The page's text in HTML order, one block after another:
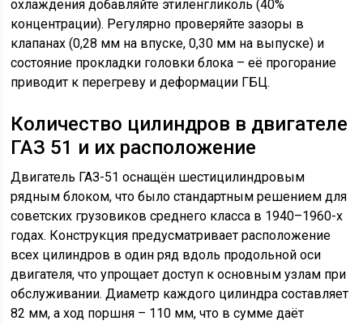
охлаждения добавляйте этиленгликоль (40%
концентрации). Регулярно проверяйте зазоры в
клапанах (0,28 мм на впуске, 0,30 мм на выпуске) и
состояние прокладки головки блока – её прогорание
приводит к перегреву и деформации ГБЦ.
Количество цилиндров в двигателе
ГАЗ 51 и их расположение
Двигатель ГАЗ-51 оснащён шестицилиндровым
рядным блоком, что было стандартным решением для
советских грузовиков среднего класса в 1940–1960-х
годах. Конструкция предусматривает расположение
всех цилиндров в один ряд вдоль продольной оси
двигателя, что упрощает доступ к основным узлам при
обслуживании. Диаметр каждого цилиндра составляет
82 мм, а ход поршня – 110 мм, что в сумме даёт